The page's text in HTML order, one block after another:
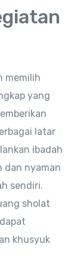
memilih
yang
latar
ibadah
dan nyaman
sendiri.
sholat
khusyuk